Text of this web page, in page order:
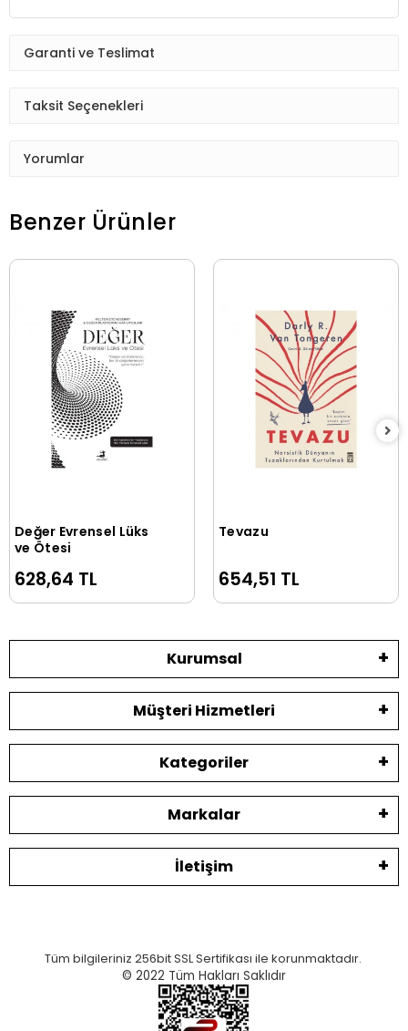
Garanti ve Teslimat
Taksit Seçenekleri
Yorumlar
Benzer Ürünler
Sepete Ekle
Değer Evrensel Lüks
ve Ötesi
628,64 TL
Tevazu
654,51 TL
Kurumsal
Müşteri Hizmetleri
Kategoriler
Markalar
İletişim
Tüm bilgileriniz 256bit SSL Sertifikası ile korunmaktadır.
© 2022 Tüm Hakları Saklıdır